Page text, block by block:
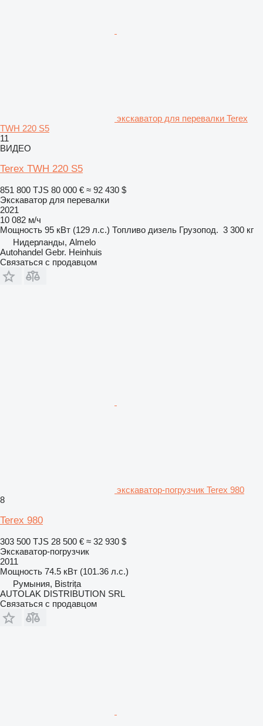
экскаватор для перевалки Terex
TWH 220 S5
11
ВИДЕО
Terex TWH 220 S5
851 800 TJS 80 000 € ≈ 92 430 $
Экскаватор для перевалки
2021
10 082 м/ч
Мощность 95 кВт (129 л.с.) Топливо дизель Грузопод. 3 300 кг
Нидерланды, Almelo
Autohandel Gebr. Heinhuis
Связаться с продавцом
экскаватор-погрузчик Terex 980
8
Terex 980
303 500 TJS 28 500 € ≈ 32 930 $
Экскаватор-погрузчик
2011
Мощность 74.5 кВт (101.36 л.с.)
Румыния, Bistrița
AUTOLAK DISTRIBUTION SRL
Связаться с продавцом